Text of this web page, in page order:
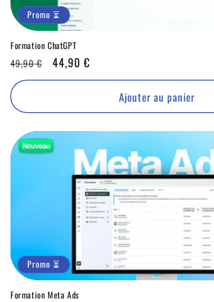
Promo ⏳
Formation ChatGPT
Prix
habituel
49,90 €
Promo
⏳
44,90 €
Ajouter au panier
Promo ⏳
Formation Meta Ads